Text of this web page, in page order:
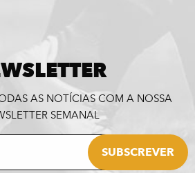
AS NOTÍCIAS COM A NOSSA
SEMANAL